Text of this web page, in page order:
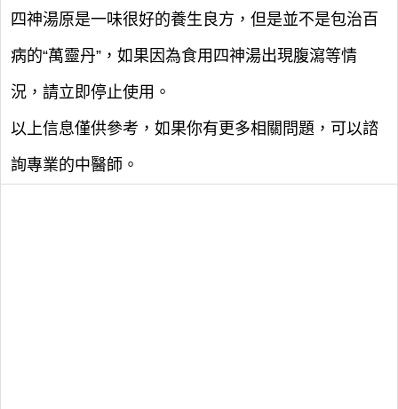
四神湯原是一味很好的養生良方，但是並不是包治百
病的“萬靈丹”，如果因為食用四神湯出現腹瀉等情
況，請立即停止使用。
以上信息僅供參考，如果你有更多相關問題，可以諮
詢專業的中醫師。